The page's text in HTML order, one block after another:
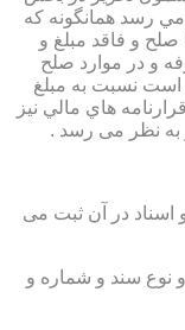
مي رسد همانگونه كه
و فاقد مبلغ و
و در موارد صلح
است نسبت به مبلغ
هاي مالي نيز
به نظر می رسد .
اسناد در آن ثبت می
نوع سند و شماره و